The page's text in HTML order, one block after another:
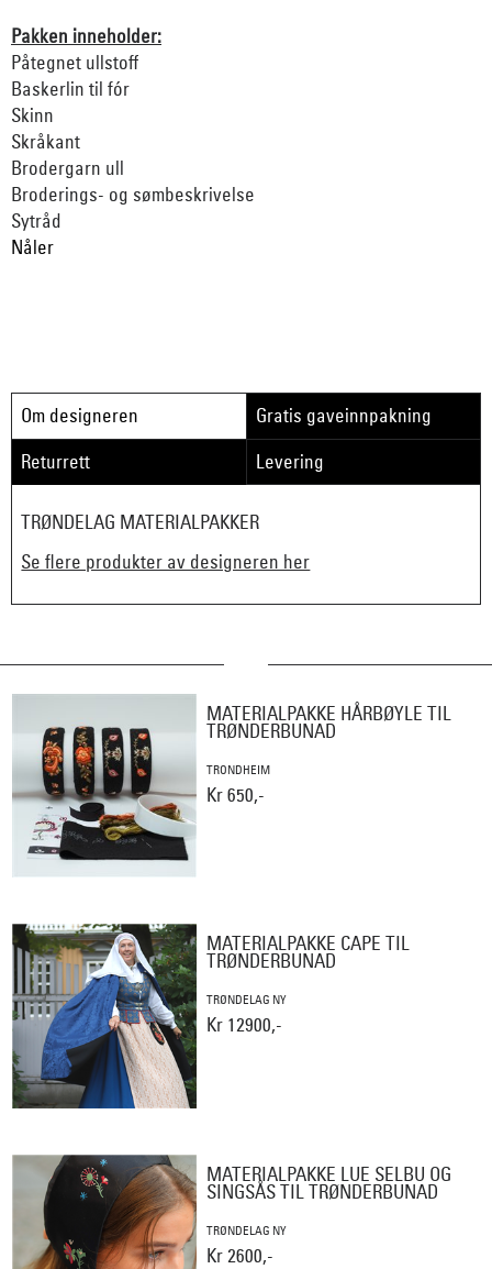
Pakken inneholder:
Påtegnet ullstoff
Baskerlin til fór
Skinn
Skråkant
Brodergarn ull
Broderings- og sømbeskrivelse
Sytråd
Nåler
Om designeren
Gratis gaveinnpakning
Returrett
Levering
TRØNDELAG MATERIALPAKKER
Se flere produkter av designeren her
MATERIALPAKKE HÅRBØYLE TIL
TRØNDERBUNAD
TRONDHEIM
Kr 650,-
MATERIALPAKKE CAPE TIL
TRØNDERBUNAD
TRØNDELAG NY
Kr 12900,-
MATERIALPAKKE LUE SELBU OG
SINGSÅS TIL TRØNDERBUNAD
TRØNDELAG NY
Kr 2600,-